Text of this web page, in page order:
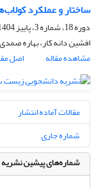
ساختار و عملکرد
دوره 18، شماره 3، پاییز 1404، صفحه
افشین دانه کار، بهاره
مشاهده مقاله
اصل
مقالات آماده انتشار
شماره جاری
شماره‌های پیشین نشریه